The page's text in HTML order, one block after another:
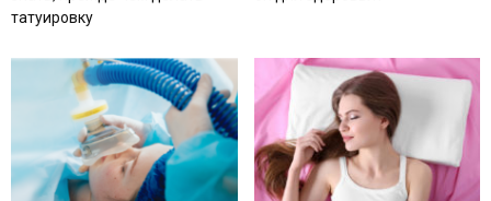
татуировку